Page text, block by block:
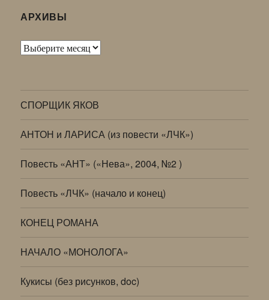
АРХИВЫ
Архивы
СПОРЩИК ЯКОВ
АНТОН и ЛАРИСА (из повести «ЛЧК»)
Повесть «АНТ» («Нева», 2004, №2 )
Повесть «ЛЧК» (начало и конец)
КОНЕЦ РОМАНА
НАЧАЛО «МОНОЛОГА»
Кукисы (без рисунков, doc)